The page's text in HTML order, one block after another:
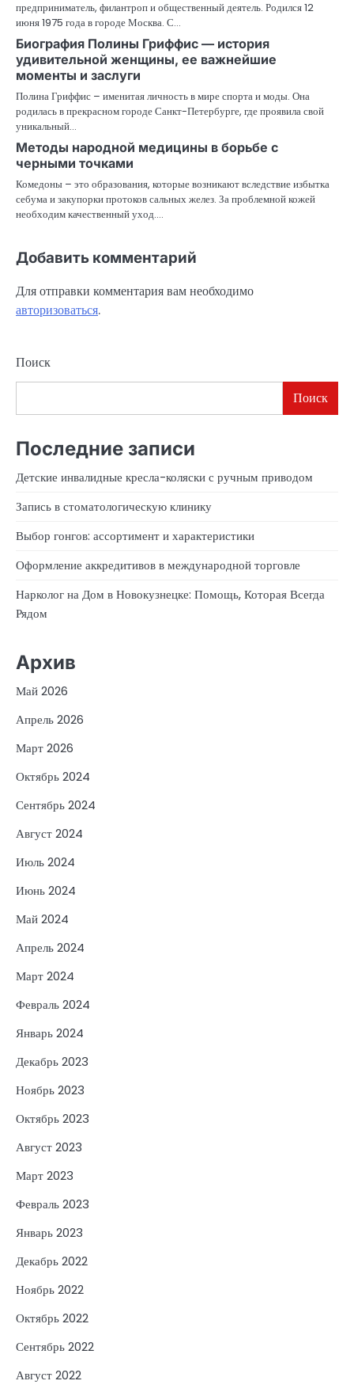
предприниматель, филантроп и общественный деятель. Родился 12
июня 1975 года в городе Москва. С…
Биография Полины Гриффис — история
удивительной женщины, ее важнейшие
моменты и заслуги
Полина Гриффис – именитая личность в мире спорта и моды. Она
родилась в прекрасном городе Санкт-Петербурге, где проявила свой
уникальный…
Методы народной медицины в борьбе с
черными точками
Комедоны – это образования, которые возникают вследствие избытка
себума и закупорки протоков сальных желез. За проблемной кожей
необходим качественный уход.…
Добавить комментарий
Для отправки комментария вам необходимо
авторизоваться.
Поиск
Поиск
Последние записи
Детские инвалидные кресла-коляски с ручным приводом
Запись в стоматологическую клинику
Выбор гонгов: ассортимент и характеристики
Оформление аккредитивов в международной торговле
Нарколог на Дом в Новокузнецке: Помощь, Которая Всегда
Рядом
Архив
Май 2026
Апрель 2026
Март 2026
Октябрь 2024
Сентябрь 2024
Август 2024
Июль 2024
Июнь 2024
Май 2024
Апрель 2024
Март 2024
Февраль 2024
Январь 2024
Декабрь 2023
Ноябрь 2023
Октябрь 2023
Август 2023
Март 2023
Февраль 2023
Январь 2023
Декабрь 2022
Ноябрь 2022
Октябрь 2022
Сентябрь 2022
Август 2022